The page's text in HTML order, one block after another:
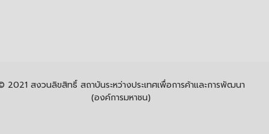
2021 สงวนลิขสิทธิ์ สถาบันระหว่างประเทศเพื่อการค้าและการพัฒนา
(องค์การมหาชน)